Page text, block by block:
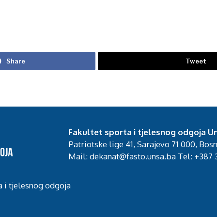
Share Tweet
Fakultet sporta i tjelesnog odgoja
Patriotske lige 41, Sarajevo 71 000,
Mail: dekanat@fasto.unsa.ba Tel: +387
i tjelesnog odgoja